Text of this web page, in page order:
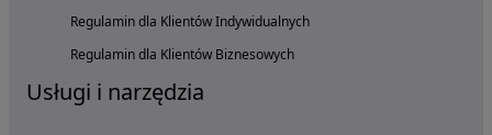
Regulamin dla Klientów Indywidualnych
Regulamin dla Klientów Biznesowych
Usługi i narzędzia